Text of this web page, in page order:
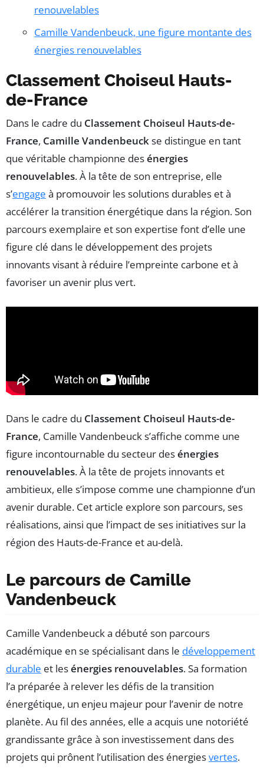
renouvelables
Camille Vandenbeuck, une figure montante des
énergies renouvelables
Classement Choiseul Hauts-
de-France
Dans le cadre du Classement Choiseul Hauts-de-
France, Camille Vandenbeuckse distingue en tant
que véritable championne desénergies
renouvelables. À la tête de son entreprise, elle
s’engage à promouvoir les solutions durables et à
accélérer la transition énergétique dans la région. Son
parcours exemplaire et son expertise font d’elle une
figure clé dans le développement des projets
innovants visant à réduire l’empreinte carbone et à
favoriser un avenir plus vert.
Dans le cadre du Classement Choiseul Hauts-de-
France, Camille Vandenbeuck s’affiche comme une
figure incontournable du secteur desénergies
renouvelables. À la tête de projets innovants et
ambitieux, elle s’impose comme une championne d’un
avenir durable. Cet article explore son parcours, ses
réalisations, ainsi que l’impact de ses initiatives sur la
région des Hauts-de-France et au-delà.
Le parcours de Camille
Vandenbeuck
Camille Vandenbeuck a débuté son parcours
académique en se spécialisant dans le développement
durable et lesénergies renouvelables. Sa formation
l’a préparée à relever les défis de la transition
énergétique, un enjeu majeur pour l’avenir de notre
planète. Au fil des années, elle a acquis une notoriété
grandissante grâce à son investissement dans des
projets qui prônent l’utilisation des énergiesvertes.